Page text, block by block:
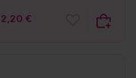
2,20 €